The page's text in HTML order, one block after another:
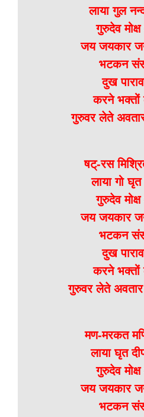
लाया गुल
गुरुदेव
जय जयकार
भटकन
दुख
करने भक्तों
गुरुवर लेते
षट्-रस
लाया गो
गुरुदेव
जय जयकार
भटकन
दुख
करने भक्तों
गुरुवर लेते अवतार
मण-मरकत
लाया घृत
गुरुदेव
जय जयकार
भटकन